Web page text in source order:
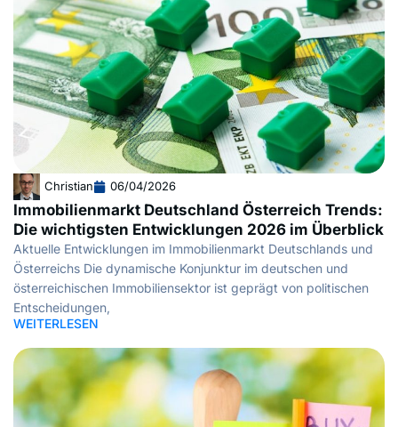
Christian 06/04/2026
Immobilienmarkt Deutschland Österreich Trends:
Die wichtigsten Entwicklungen 2026 im Überblick
Aktuelle Entwicklungen im Immobilienmarkt Deutschlands und
Österreichs Die dynamische Konjunktur im deutschen und
österreichischen Immobiliensektor ist geprägt von politischen
Entscheidungen,
WEITERLESEN